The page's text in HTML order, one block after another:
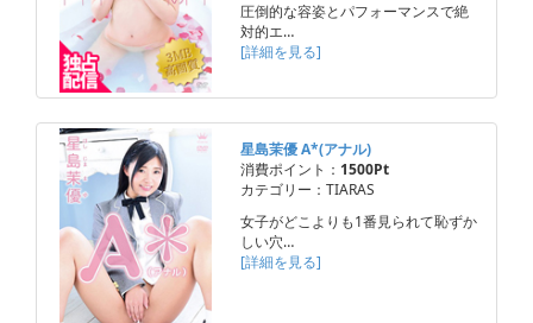
圧倒的な容姿とパフォーマンスで絶
対的エ…
[詳細を見る]
星島茉優 A*(アナル)
消費ポイント： 1500Pt
カテゴリー：TIARAS
女子がどこよりも1番見られて恥ずか
しい穴…
[詳細を見る]